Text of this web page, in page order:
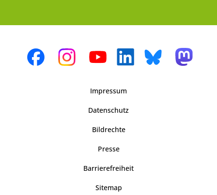
Impressum
Datenschutz
Bildrechte
Presse
Barrierefreiheit
Sitemap